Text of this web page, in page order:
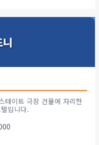
니
이트 극장 건물에 자리한
입니다.